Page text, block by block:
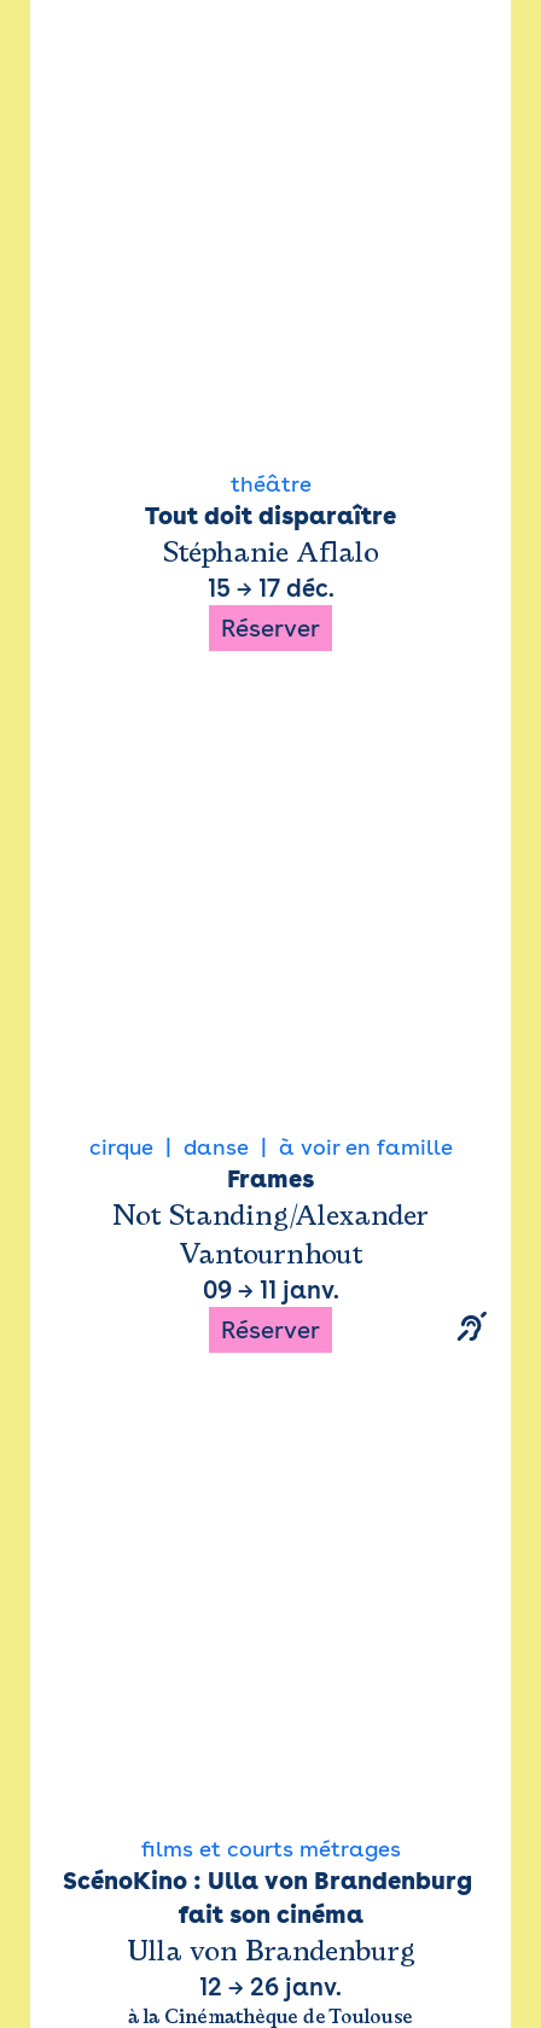
théâtre
Tout doit disparaître
Stéphanie Aflalo
15 → 17 déc.
Réserver
cirque danse à voir en famille
Frames
Not Standing/Alexander
Vantournhout
09→ 11 janv.
Réserver
films et courts métrages
ScénoKino : Ulla von Brandenburg
fait son cinéma
Ulla von Brandenburg
12 → 26 janv.
à la Cinémathèque de Toulouse